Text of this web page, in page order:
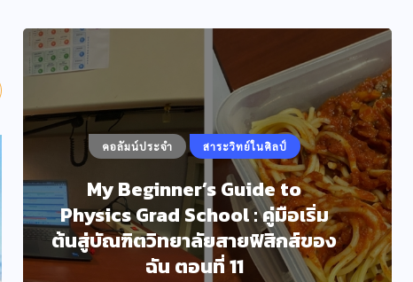
คอลัมน์ประจำ สาระวิทย์ในศิลป์
My Beginner’s Guide to
Physics Grad School : คู่มือเริ่ม
ต้นสู่บัณฑิตวิทยาลัยสายฟิสิกส์ของ
ฉัน ตอนที่ 11